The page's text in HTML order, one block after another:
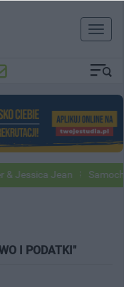
Toggle
Jessica Jean
I PODATKI"